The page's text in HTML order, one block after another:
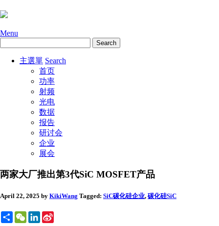
Menu
主選單 Search
首页
功率
射频
光电
数据
报告
研讨会
企业
展会
两家大厂推出第3代SiC MOSFET产品
April 22, 2025 by KikiWang Tagged: SiC碳化硅企业, 碳化硅SiC
ShareWeChatLinkedIn